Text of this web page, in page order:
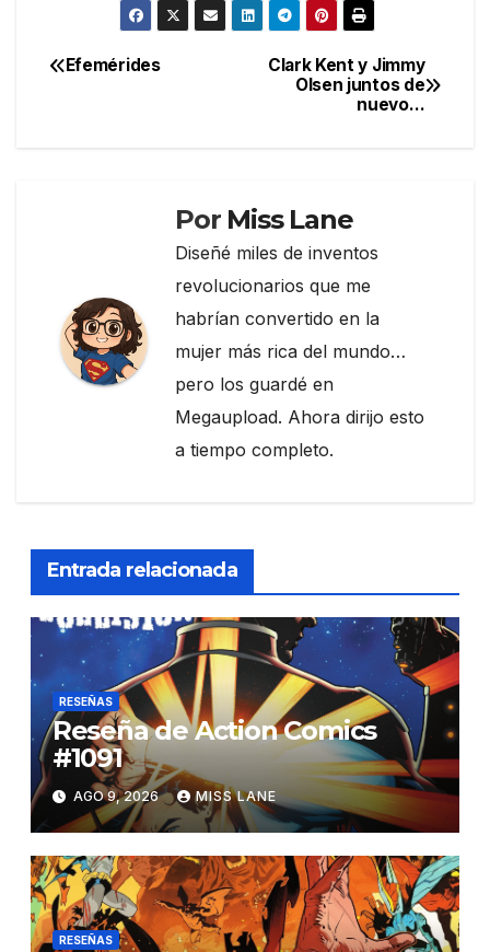
e
itt
er
e m
Navegación
Clark Kent y Jimmy
Olsen juntos de
nuevo…
Efemérides
Por Miss Lane
Diseñé miles de inventos
revolucionarios que me
habrían convertido en la
mujer más rica del mundo…
pero los guardé en
Megaupload. Ahora dirijo esto
a tiempo completo.
Entrada relacionada
RESEÑAS
Reseña de Action Comics
#1091
AGO 9, 2026 MISS LANE
RESEÑAS